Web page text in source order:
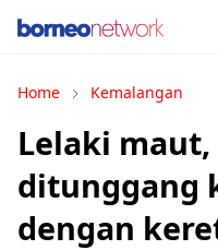
Home Kemalangan
Lelaki
ditunggang
dengan